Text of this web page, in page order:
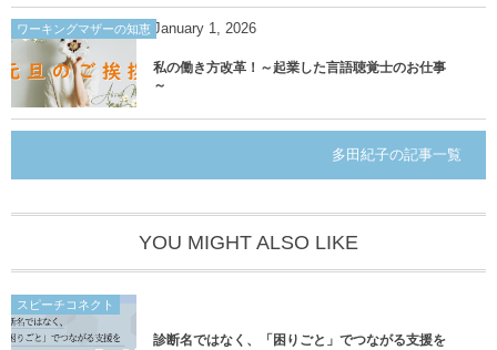
ワーキングマザーの知恵 January 1 2026
私の働き方改革！～起業した言語聴覚士のお仕事
～
多田紀子の記事一覧
YOU MIGHT ALSO LIKE
スピーチコネクト
診断名ではなく、「困りごと」でつながる支援を